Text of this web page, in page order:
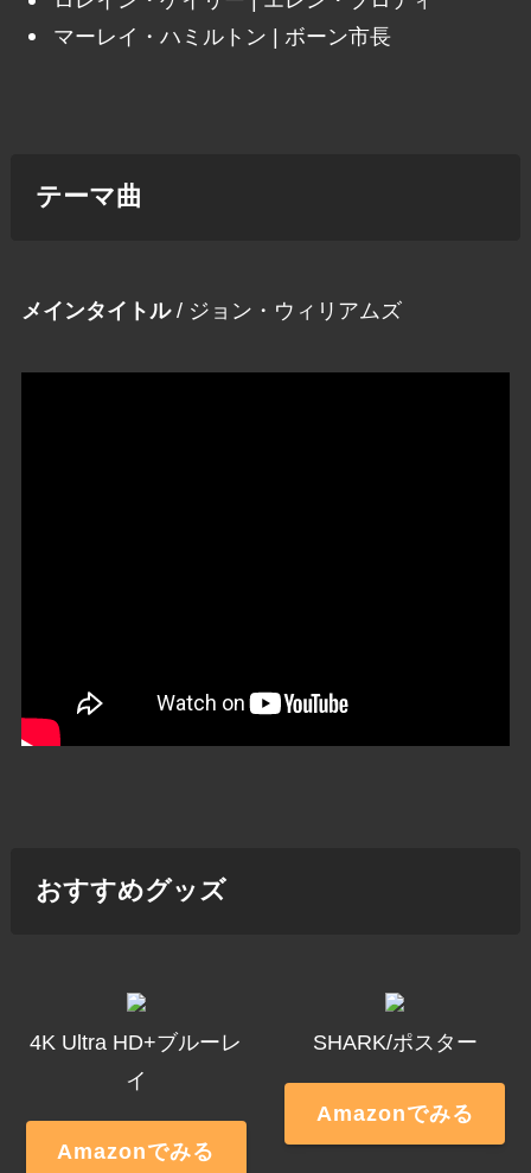
マーレイ・ハミルトン | ボーン市長
テーマ曲
メインタイトル/ ジョン・ウィリアムズ
おすすめグッズ
4K Ultra HD+ブルーレ
イ
Amazonでみる
SHARK/ポスター
Amazonでみる